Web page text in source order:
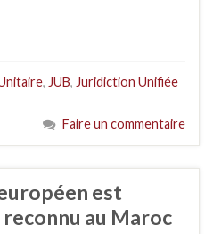
, JUB, Juridiction Unifiée
Faire un commentaire
est
au Maroc